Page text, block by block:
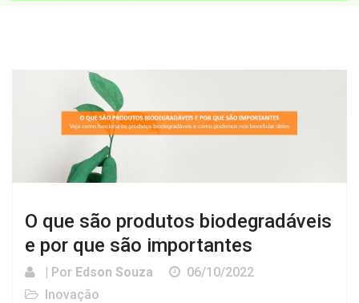
O que são produtos biodegradáveis
e por que são importantes
| Por Edson Souza
06/10/2022
Inovação